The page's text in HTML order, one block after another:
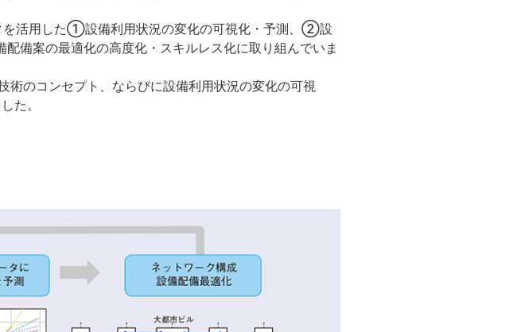
を活用した①設備利用状況の変化の可視化・予測、②設
備案の最適化の高度化・スキルレス化に取り組んでいま
のコンセプト、ならびに設備利用状況の変化の可視
た。